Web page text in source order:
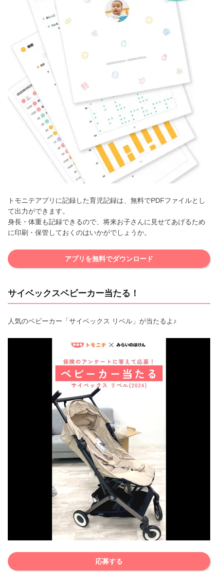
トモニテアプリに記録した育児記録は、無料でPDFファイルとし
て出力ができます。
身長・体重も記録できるので、将来お子さんに見せてあげるため
に印刷・保管しておくのはいかがでしょうか。
アプリを無料でダウンロード
サイベックスベビーカー当たる！
人気のベビーカー「サイベックス リベル」が当たるよ♪
応募する